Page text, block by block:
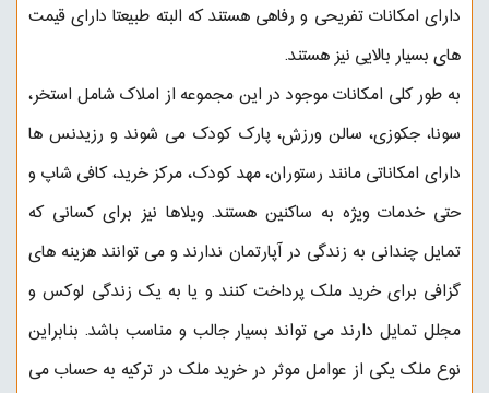
دارای امکانات تفریحی و رفاهی هستند که البته طبیعتا دارای قیمت
های بسیار بالایی نیز هستند.
به طور کلی امکانات موجود در این مجموعه از املاک شامل استخر،
سونا، جکوزی، سالن ورزش، پارک کودک می شوند و رزیدنس ها
دارای امکاناتی مانند رستوران، مهد کودک، مرکز خرید، کافی شاپ و
حتی خدمات ویژه به ساکنین هستند. ویلاها نیز برای کسانی که
تمایل چندانی به زندگی در آپارتمان ندارند و می توانند هزینه های
گزافی برای خرید ملک پرداخت کنند و یا به یک زندگی لوکس و
مجلل تمایل دارند می تواند بسیار جالب و مناسب باشد. بنابراین
نوع ملک یکی از عوامل موثر در خرید ملک در ترکیه به حساب می